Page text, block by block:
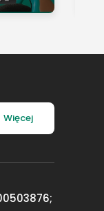
5.1784
Więcej